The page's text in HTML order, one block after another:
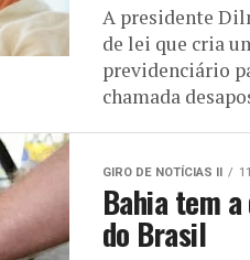
A presidente
de lei que cria
previdenciário
chamada
GIRO DE NOTÍCIAS II
Bahia tem
do Brasil